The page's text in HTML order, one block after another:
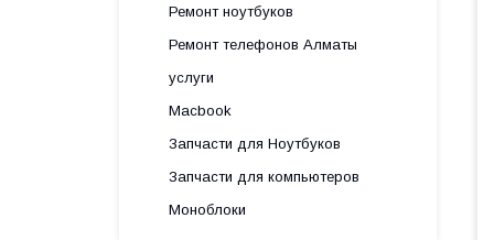
Ремонт ноутбуков
Ремонт телефонов Алматы
услуги
Macbook
Запчасти для Ноутбуков
Запчасти для компьютеров
Моноблоки